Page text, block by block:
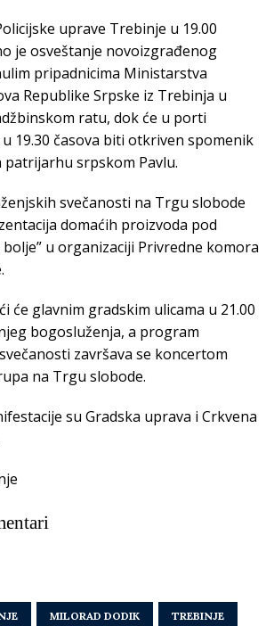
uprave Trebinje u 19.00
je osveštanje novoizgrađenog
pripadnicima Ministarstva
Republike Srpske iz Trebinja u
ratu, dok će u porti
19.30 časova biti otkriven spomenik
patrijarhu srpskom Pavlu.
svečanosti na Trgu slobode
domaćih proizvoda pod
bolje” u organizaciji Privredne komora
će glavnim gradskim ulicama u 21.00
bogosluženja, a program
završava se koncertom
na Trgu slobode.
su Gradska uprava i Crkvena
MILORAD DODIK TREBINJE